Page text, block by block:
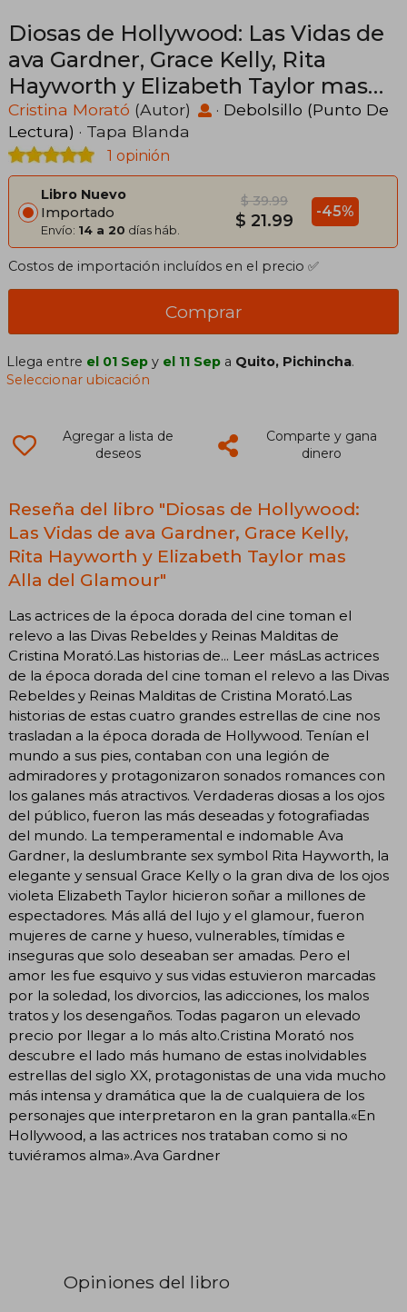
Diosas de Hollywood: Las Vidas de
ava Gardner, Grace Kelly, Rita
Hayworth y Elizabeth Taylor mas
Alla del Glamour
Cristina Morató (Autor) · Debolsillo (Punto De
Lectura) · Tapa Blanda
1 opinión
Libro Nuevo
Importado
Envío: 14 a 20 días háb.
$ 39.99
$ 21.99 -45%
Costos de importación incluídos en el precio ✅
Comprar
Llega entre el 01 Sep y el 11 Sep a Quito, Pichincha.
Seleccionar ubicación
Agregar a lista de
deseos
Comparte y gana
dinero
Reseña del libro "Diosas de Hollywood:
Las Vidas de ava Gardner, Grace Kelly,
Rita Hayworth y Elizabeth Taylor mas
Alla del Glamour"
Las actrices de la época dorada del cine toman el
relevo a las Divas Rebeldes y Reinas Malditas de
Cristina Morató.Las historias de... Leer másLas actrices
de la época dorada del cine toman el relevo a las Divas
Rebeldes y Reinas Malditas de Cristina Morató.Las
historias de estas cuatro grandes estrellas de cine nos
trasladan a la época dorada de Hollywood. Tenían el
mundo a sus pies, contaban con una legión de
admiradores y protagonizaron sonados romances con
los galanes más atractivos. Verdaderas diosas a los ojos
del público, fueron las más deseadas y fotografiadas
del mundo. La temperamental e indomable Ava
Gardner, la deslumbrante sex symbol Rita Hayworth, la
elegante y sensual Grace Kelly o la gran diva de los ojos
violeta Elizabeth Taylor hicieron soñar a millones de
espectadores. Más allá del lujo y el glamour, fueron
mujeres de carne y hueso, vulnerables, tímidas e
inseguras que solo deseaban ser amadas. Pero el
amor les fue esquivo y sus vidas estuvieron marcadas
por la soledad, los divorcios, las adicciones, los malos
tratos y los desengaños. Todas pagaron un elevado
precio por llegar a lo más alto.Cristina Morató nos
descubre el lado más humano de estas inolvidables
estrellas del siglo XX, protagonistas de una vida mucho
más intensa y dramática que la de cualquiera de los
personajes que interpretaron en la gran pantalla.«En
Hollywood, a las actrices nos trataban como si no
tuviéramos alma».Ava Gardner
Opiniones del libro